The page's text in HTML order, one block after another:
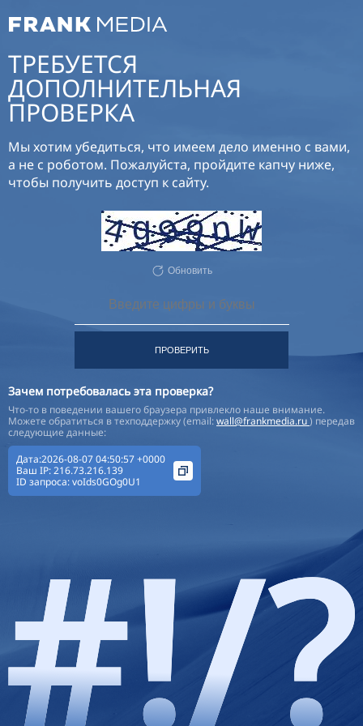
ТРЕБУЕТСЯ
ДОПОЛНИТЕЛЬНАЯ
ПРОВЕРКА
Мы хотим убедиться, что имеем дело именно с вами,
а не с роботом. Пожалуйста, пройдите капчу ниже,
чтобы получить доступ к сайту.
Обновить
ПРОВЕРИТЬ
Зачем потребовалась эта проверка?
Что-то в поведении вашего браузера привлекло наше внимание.
Можете обратиться в техподдержку (email:wall@frankmedia.ru) передав
следующие данные:
Дата:2026-08-07 04:50:57 +0000
Ваш IP:216.73.216.139
ID запроса:voIds0GOg0U1